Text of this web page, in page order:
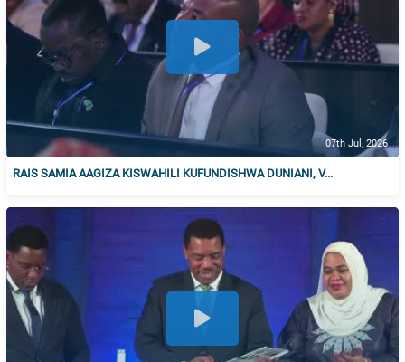
07th Jul, 2026
RAIS SAMIA AAGIZA KISWAHILI KUFUNDISHWA DUNIANI, V...